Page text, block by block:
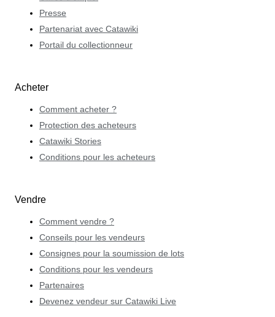
Presse
Partenariat avec Catawiki
Portail du collectionneur
Acheter
Comment acheter ?
Protection des acheteurs
Catawiki Stories
Conditions pour les acheteurs
Vendre
Comment vendre ?
Conseils pour les vendeurs
Consignes pour la soumission de lots
Conditions pour les vendeurs
Partenaires
Devenez vendeur sur Catawiki Live